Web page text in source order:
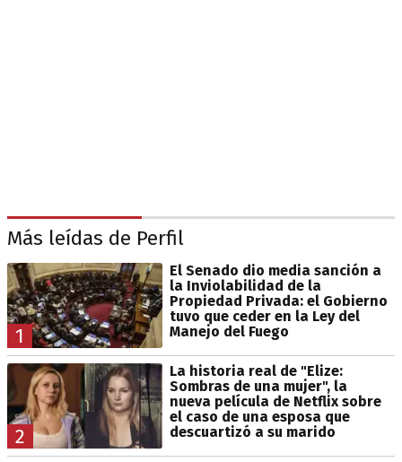
Más leídas de Perfil
1
El Senado dio media sanción a
la Inviolabilidad de la
Propiedad Privada: el Gobierno
tuvo que ceder en la Ley del
Manejo del Fuego
2
La historia real de "Elize:
Sombras de una mujer", la
nueva película de Netflix sobre
el caso de una esposa que
descuartizó a su marido